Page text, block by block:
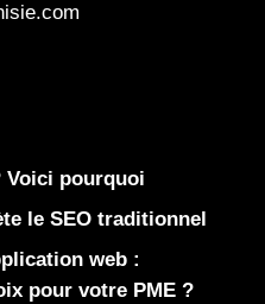
Voici pourquoi
le SEO traditionnel
web :
pour votre PME ?